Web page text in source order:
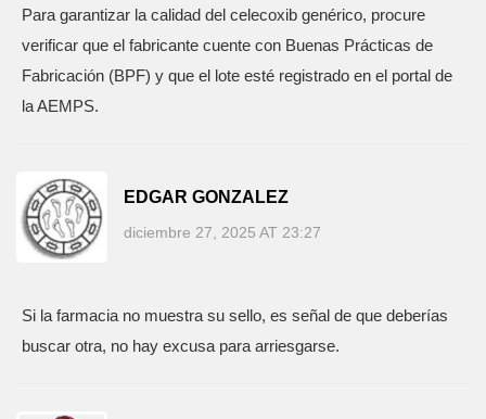
Para garantizar la calidad del celecoxib genérico, procure
verificar que el fabricante cuente con Buenas Prácticas de
Fabricación (BPF) y que el lote esté registrado en el portal de
la AEMPS.
EDGAR GONZALEZ
diciembre 27, 2025 AT 23:27
Si la farmacia no muestra su sello, es señal de que deberías
buscar otra, no hay excusa para arriesgarse.